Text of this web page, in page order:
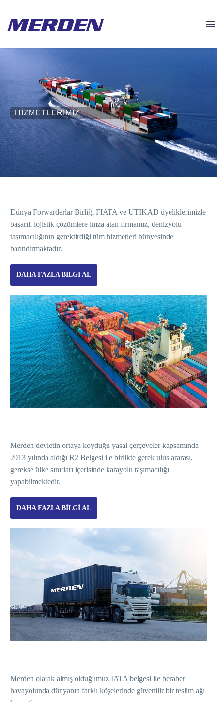
HIZMETLERIMIZ
Dünya Forwarderlar Birliği FIATA ve UTIKAD üyeliklerimizle
başarılı lojistik çözümlere imza atan firmamız, denizyolu
taşımacılığının gerektirdiği tüm hizmetleri bünyesinde
barındırmaktadır.
DAHA FAZLA BILGI AL
Merden devletin ortaya koyduğu yasal çerçeveler kapsamında
2013 yılında aldığı R2 Belgesi ile birlikte gerek uluslararası,
gerekse ülke sınırları içerisinde karayolu taşımacılığı
yapabilmektedir.
DAHA FAZLA BILGI AL
Merden olarak almış olduğumuz IATA belgesi ile beraber
havayolunda dünyanın farklı köşelerinde güvenilir bir teslim ağı